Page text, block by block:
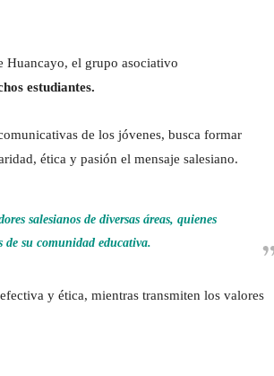
Huancayo, el grupo asociativo
estudiantes.
de los jóvenes, busca formar
ética y pasión el mensaje salesiano.
salesianos de diversas áreas, quienes
de su comunidad educativa.
y ética, mientras transmiten los valores